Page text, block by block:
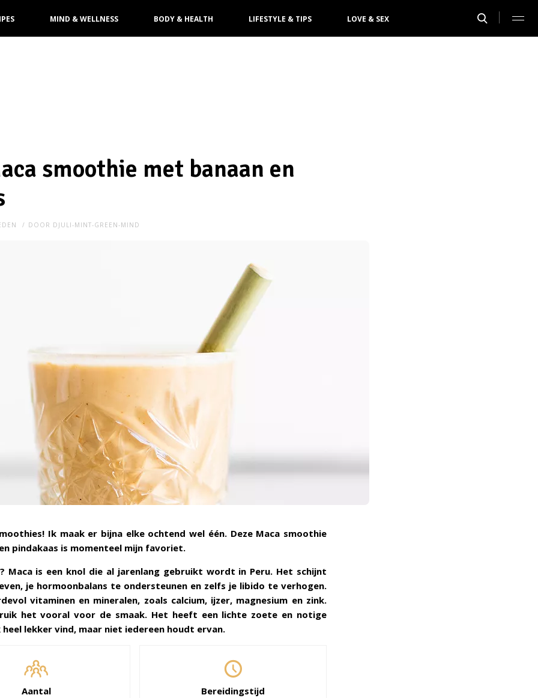
MIND & WELLNESS BODY & HEALTH LIFESTYLE & TIPS LOVE & SEX
smoothie met banaan en
DOOR DJULI-MINT-GREEN-MIND
Ik maak er bijna elke ochtend wel één. Deze Maca smoothie
pindakaas is momenteel mijn favoriet.
Maca is een knol die al jarenlang gebruikt wordt in Peru. Het schijnt
je hormoonbalans te ondersteunen en zelfs je libido te verhogen.
vitaminen en mineralen, zoals calcium, ijzer, magnesium en zink.
het vooral voor de smaak. Het heeft een lichte zoete en notige
heel lekker vind, maar niet iedereen houdt ervan.
Aantal
Bereidingstijd